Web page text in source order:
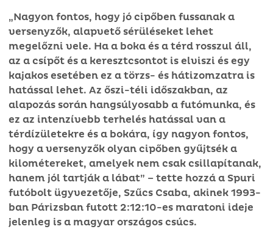
„Nagyon fontos, hogy jó cipőben fussanak a
versenyzők, alapvető sérüléseket lehet
megelőzni vele. Ha a boka és a térd rosszul áll,
az a csípőt és a keresztcsontot is elviszi és egy
kajakos esetében ez a törzs- és hátizomzatra is
hatással lehet. Az őszi-téli időszakban, az
alapozás során hangsúlyosabb a futómunka, és
ez az intenzívebb terhelés hatással van a
térdízületekre és a bokára, így nagyon fontos,
hogy a versenyzők olyan cipőben gyűjtsék a
kilométereket, amelyek nem csak csillapítanak,
hanem jól tartják a lábat” – tette hozzá a Spuri
futóbolt ügyvezetője, Szűcs Csaba, akinek 1993-
ban Párizsban futott 2:12:10-es maratoni ideje
jelenleg is a magyar országos csúcs.